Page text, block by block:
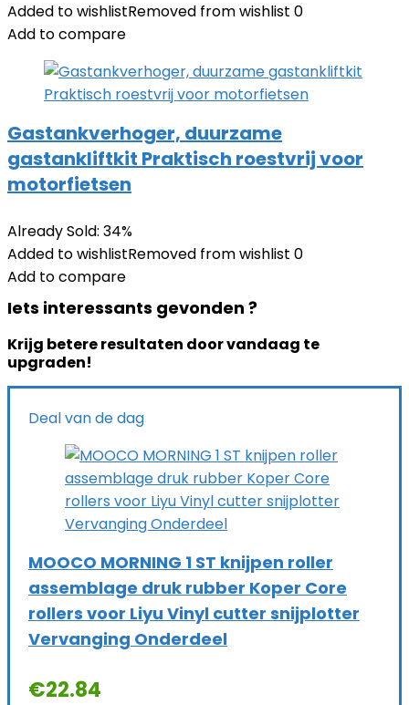
Added to wishlistRemoved from wishlist 0
Add to compare
Gastankverhoger, duurzame
gastankliftkit Praktisch roestvrij voor
motorfietsen
Already Sold: 34%
Added to wishlistRemoved from wishlist 0
Add to compare
Iets interessants gevonden ?
Krijg betere resultaten door vandaag te
upgraden!
Deal van de dag
MOOCO MORNING 1 ST knijpen roller
assemblage druk rubber Koper Core
rollers voor Liyu Vinyl cutter snijplotter
Vervanging Onderdeel
€22.84